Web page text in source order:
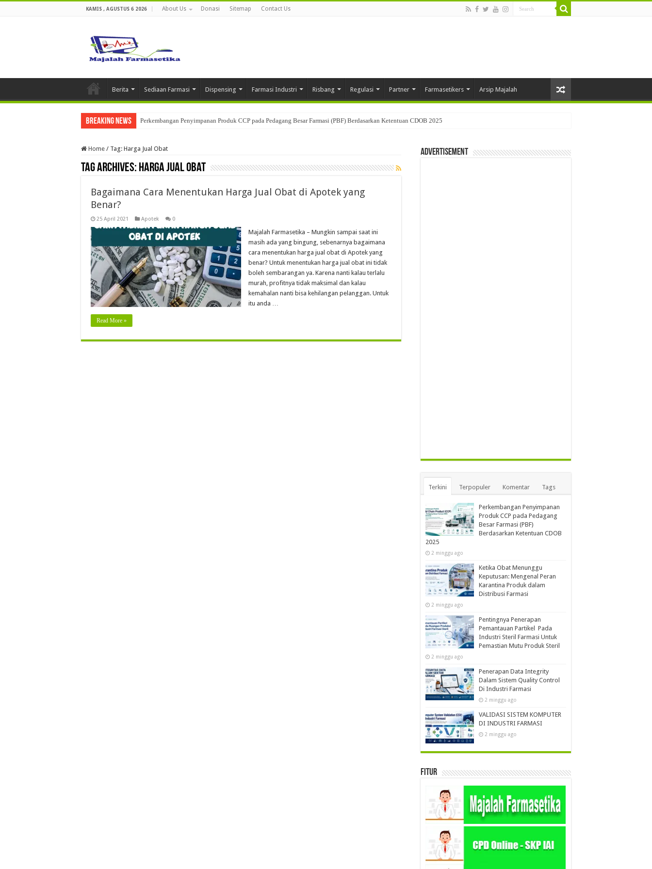
KAMIS , AGUSTUS 6 2026 About Us Donasi Sitemap Contact Us
Berita Sediaan Farmasi Dispensing Farmasi Industri Risbang Regulasi Partner Farmasetikers Arsip Majalah
Breaking News Perkembangan Penyimpanan Produk CCP pada Pedagang Besar Farmasi (PBF) Berdasarkan Ketentuan CDOB 2025
Home / Tag: Harga Jual Obat
Tag Archives: Harga Jual Obat
Bagaimana Cara Menentukan Harga Jual Obat di Apotek yang
Benar?
25 April 2021 Apotek 0
Majalah Farmasetika – Mungkin sampai saat ini
masih ada yang bingung, sebenarnya bagaimana
cara menentukan harga jual obat di Apotek yang
benar? Untuk menentukan harga jual obat ini tidak
boleh sembarangan ya. Karena nanti kalau terlalu
murah, profitnya tidak maksimal dan kalau
kemahalan nanti bisa kehilangan pelanggan. Untuk
itu anda …
Read More »
Advertisement
Terkini Terpopuler Komentar Tags
Perkembangan Penyimpanan
Produk CCP pada Pedagang
Besar Farmasi (PBF)
Berdasarkan Ketentuan CDOB
2025
2 minggu ago
Ketika Obat Menunggu
Keputusan: Mengenal Peran
Karantina Produk dalam
Distribusi Farmasi
2 minggu ago
Pentingnya Penerapan
Pemantauan Partikel Pada
Industri Steril Farmasi Untuk
Pemastian Mutu Produk Steril
2 minggu ago
Penerapan Data Integrity
Dalam Sistem Quality Control
Di Industri Farmasi
2 minggu ago
VALIDASI SISTEM KOMPUTER
DI INDUSTRI FARMASI
2 minggu ago
Fitur